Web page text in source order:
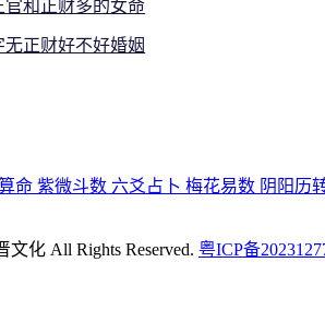
官和正财多的女命
无正财好不好婚姻
命 紫微斗数 六爻占卜 梅花易数 阴阳历
文化 All Rights Reserved. 粤ICP备